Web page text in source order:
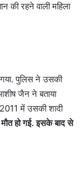
की रहने वाली महिला
गया. पुलिस ने उसकी
जैन ने बताया
में उसकी शादी
हो गई. इसके बाद से